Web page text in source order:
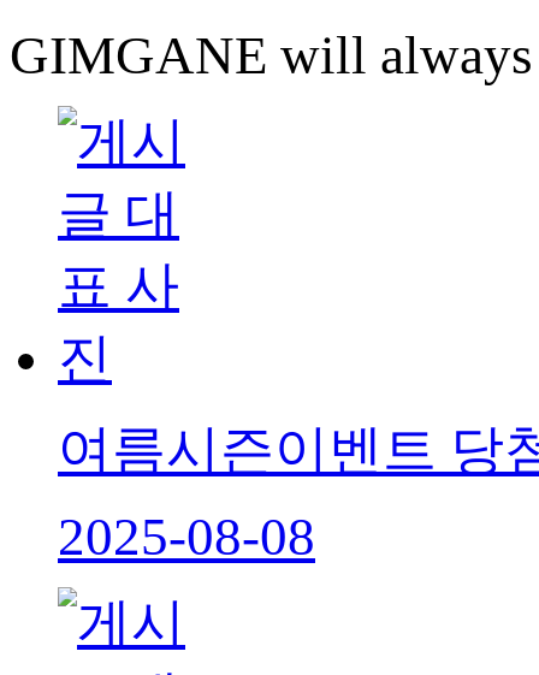
GIMGANE will
여름시즌이벤트 당
2025-08-08